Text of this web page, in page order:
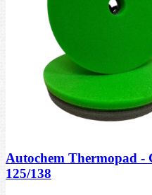
Autochem Thermopad -
125/138